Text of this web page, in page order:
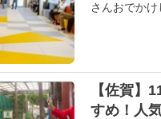
さんおでか
【佐賀】
すめ！人